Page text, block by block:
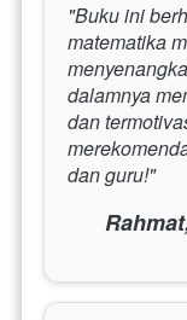
"Buku ini
matematika
dalamnya
dan
dan guru!"